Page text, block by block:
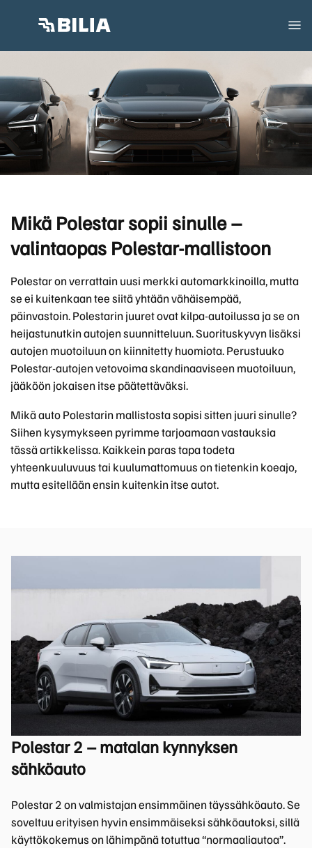
Mikä Polestar sopii sinulle –
valintaopas Polestar-mallistoon
Polestar on verrattain uusi merkki automarkkinoilla, mutta
se ei kuitenkaan tee siitä yhtään vähäisempää,
päinvastoin. Polestarin juuret ovat kilpa-autoilussa ja se on
heijastunutkin autojen suunnitteluun. Suorituskyvyn lisäksi
autojen muotoiluun on kiinnitetty huomiota. Perustuuko
Polestar-autojen vetovoima skandinaaviseen muotoiluun,
jääköön jokaisen itse päätettäväksi.
Mikä auto Polestarin mallistosta sopisi sitten juuri sinulle?
Siihen kysymykseen pyrimme tarjoamaan vastauksia
tässä artikkelissa. Kaikkein paras tapa todeta
yhteenkuuluvuus tai kuulumattomuus on tietenkin koeajo,
mutta esitellään ensin kuitenkin itse autot.
Polestar 2 – matalan kynnyksen
sähköauto
Polestar 2 on valmistajan ensimmäinen täyssähköauto. Se
soveltuu erityisen hyvin ensimmäiseksi sähköautoksi, sillä
käyttökokemus on lähimpänä totuttua “normaaliautoa”.